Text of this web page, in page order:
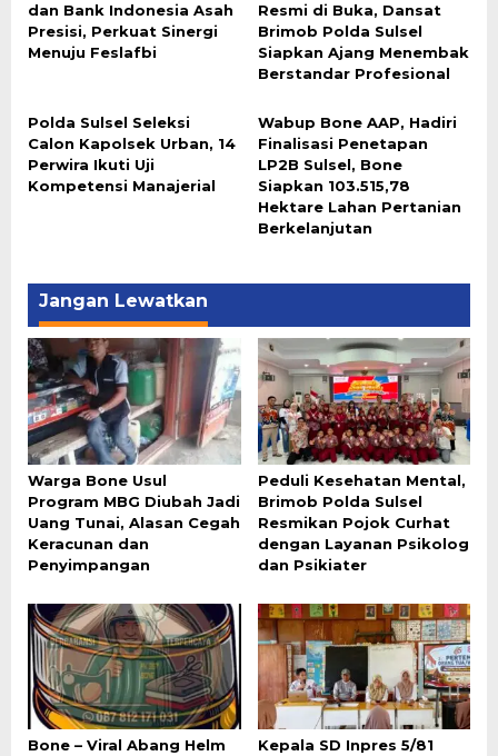
dan Bank Indonesia Asah
Presisi, Perkuat Sinergi
Menuju Feslafbi
Resmi di Buka, Dansat
Brimob Polda Sulsel
Siapkan Ajang Menembak
Berstandar Profesional
Polda Sulsel Seleksi
Calon Kapolsek Urban, 14
Perwira Ikuti Uji
Kompetensi Manajerial
Wabup Bone AAP, Hadiri
Finalisasi Penetapan
LP2B Sulsel, Bone
Siapkan 103.515,78
Hektare Lahan Pertanian
Berkelanjutan
Jangan Lewatkan
Warga Bone Usul
Program MBG Diubah Jadi
Uang Tunai, Alasan Cegah
Keracunan dan
Penyimpangan
Peduli Kesehatan Mental,
Brimob Polda Sulsel
Resmikan Pojok Curhat
dengan Layanan Psikolog
dan Psikiater
Bone – Viral Abang Helm
Kepala SD Inpres 5/81